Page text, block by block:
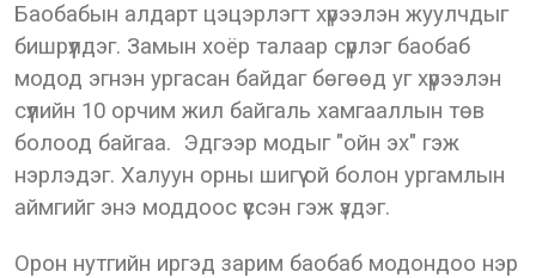
Баобабын алдарт цэцэрлэгт хүрээлэн жуулчдыг
бишрүүлдэг. Замын хоёр талаар сүрлэг баобаб
модод эгнэн ургасан байдаг бөгөөд уг хүрээлэн
сүүлийн 10 орчим жил байгаль хамгааллын төв
болоод байгаа. Эдгээр модыг "ойн эх" гэж
нэрлэдэг. Халуун орны шигүү ой болон ургамлын
аймгийг энэ моддоос үүссэн гэж үздэг.
Орон нутгийн иргэд зарим баобаб модондоо нэр